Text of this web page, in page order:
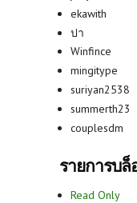
ekawith
ปา
Winfince
mingitype
suriyan2538
summerth23
couplesdm
รายการบ
Read Only